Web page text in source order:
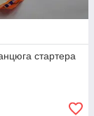
стартера